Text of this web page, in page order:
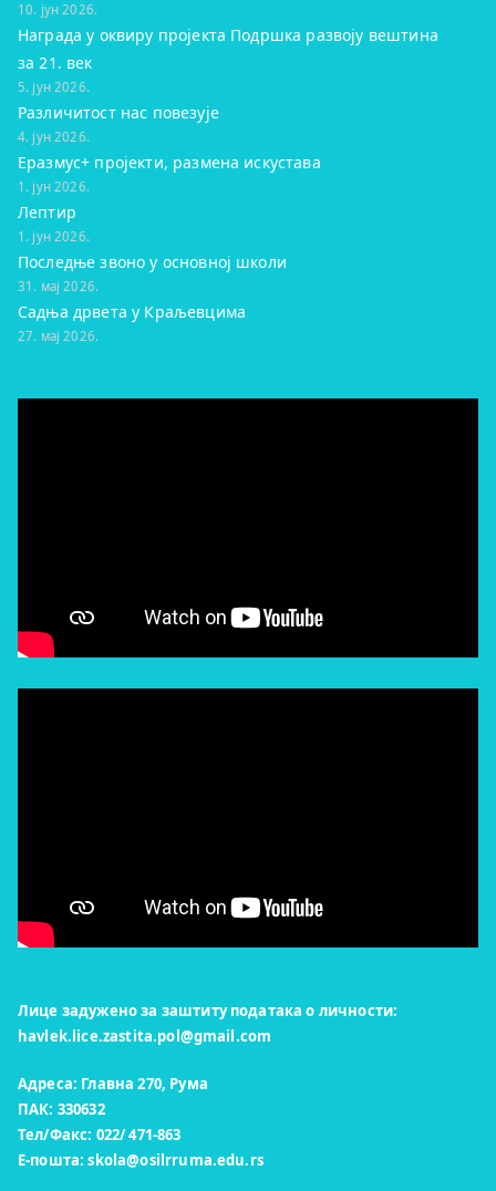
10. јун 2026.
Награда у оквиру пројекта Подршка развоју вештина
за 21. век
5. јун 2026.
Различитост нас повезује
4. јун 2026.
Еразмус+ пројекти, размена искустава
1. јун 2026.
Лептир
1. јун 2026.
Последње звоно у основној школи
31. мај 2026.
Садња дрвета у Краљевцима
27. мај 2026.
Лице задужено за заштиту података о личности:
havlek.lice.zastita.pol@gmail.com
Адреса: Главна 270, Рума
ПАК: 330632
Тел/Факс: 022/ 471-863
Е-пошта:skola@osilrruma.edu.rs